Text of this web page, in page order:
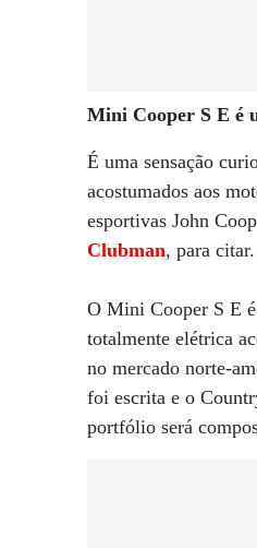
Mini Cooper S E é
É uma sensação
acostumados aos
esportivas John
Clubman, para citar.
O Mini Cooper S E
totalmente elétrica
no mercado norte-
foi escrita e o
portfólio será